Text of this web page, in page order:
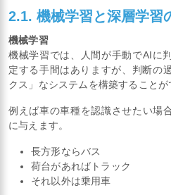
2.1. 機械学習と深層学習
機械学習
機械学習では、人間が手動でAIに
定する手間はありますが、判断の
クス」なシステムを構築することが
例えば車の車種を認識させたい場
に与えます。
長方形ならバス
荷台があればトラック
それ以外は乗用車